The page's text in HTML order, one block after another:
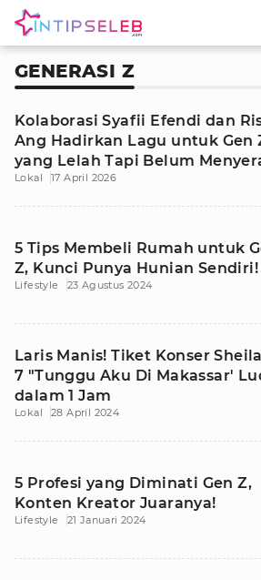
GENERASI Z
Kolaborasi Syafii Efendi dan
Ang Hadirkan Lagu untuk Gen
yang Lelah Tapi Belum
Lokal 17 April 2026
5 Tips Membeli Rumah untuk
Z, Kunci Punya Hunian Sendiri!
Lifestyle 23 Agustus 2024
Laris Manis! Tiket Konser
7 "Tunggu Aku Di Makassar'
dalam 1 Jam
Lokal 28 April 2024
5 Profesi yang Diminati Gen Z,
Konten Kreator Juaranya!
Lifestyle 21 Januari 2024